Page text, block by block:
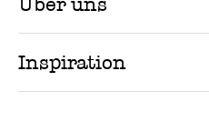
Inspiration